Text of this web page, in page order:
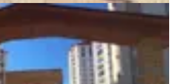
Gayrimenkulden İpeksaray
200m² Kiralık 5+1
Boğaziçi Mahallesi
250 m² ·11. Kat 05.08.2026